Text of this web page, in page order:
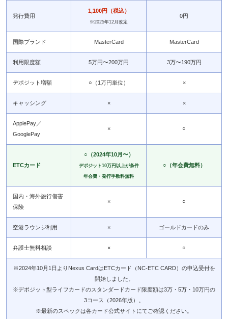
発行費用
1,100円（税込）
※2025年12月改定
0円
国際ブランド MasterCard MasterCard
利用限度額 5万円〜200万円 3万〜190万円
デポジット増額 ○（1万円単位） ×
キャッシング × ×
ApplePay／
GooglePay
× ○
ETCカード
○（2024年10月〜）
デポジット10万円以上が条件
年会費・発行手数料無料
○（年会費無料）
国内・海外旅行傷害
保険
× ○
空港ラウンジ利用 × ゴールドカードのみ
弁護士無料相談 × ○
※2024年10月1日よりNexus CardはETCカード（NC-ETC CARD）の申込受付を
開始しました。
※デポジット型ライフカードのスタンダードカード限度額は3万・5万・10万円の
3コース（2026年版）。
※最新のスペックは各カード公式サイトにてご確認ください。